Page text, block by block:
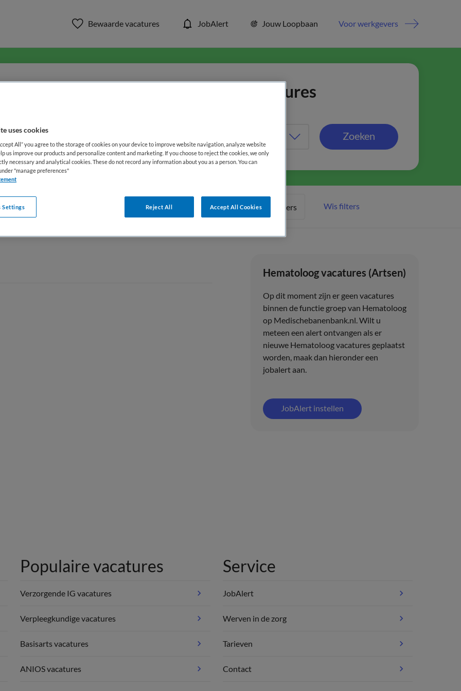
Bewaarde vacatures JobAlert Jouw Loopbaan Voor werkgevers
ons aanbod van zorg & welzijn vacatures
Zoeken
Dienstverband Meer filters Wis filters
Hematoloog vacatures (Artsen)
Op dit moment zijn er geen vacatures
binnen de functie groep van Hematoloog
op Medischebanenbank.nl. Wilt u
meteen een alert ontvangen als er
nieuwe Hematoloog vacatures geplaatst
worden, maak dan hieronder een
jobalert aan.
JobAlert instellen
Populaire vacatures
Verzorgende IG vacatures
Verpleegkundige vacatures
Basisarts vacatures
ANIOS vacatures
Service
JobAlert
Werven in de zorg
Tarieven
Contact
uses cookies
All” you agree to the storage of cookies on your device to improve website navigation, analyze website
us improve our products and personalize content and marketing. If you choose to reject the cookies, we only
necessary and analytical cookies. These do not record any information about you as a person. You can
"manage preferences"
Reject All Accept All Cookies
Settings